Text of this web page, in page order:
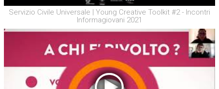
Servizio Civile Universale | Young Creative Toolkit #2 - Incontri
Informagiovani 2021